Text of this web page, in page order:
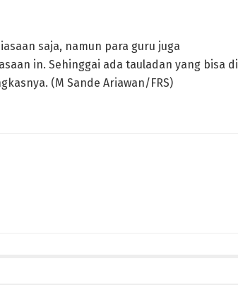
saja, namun para guru juga
in. Sehinggai ada tauladan yang bisa di
(M Sande Ariawan/FRS)